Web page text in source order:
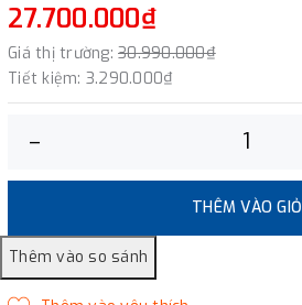
27.700.000₫
Giá thị trường: 30.990.000₫
Tiết kiệm: 3.290.000₫
–
THÊM VÀO GIỎ